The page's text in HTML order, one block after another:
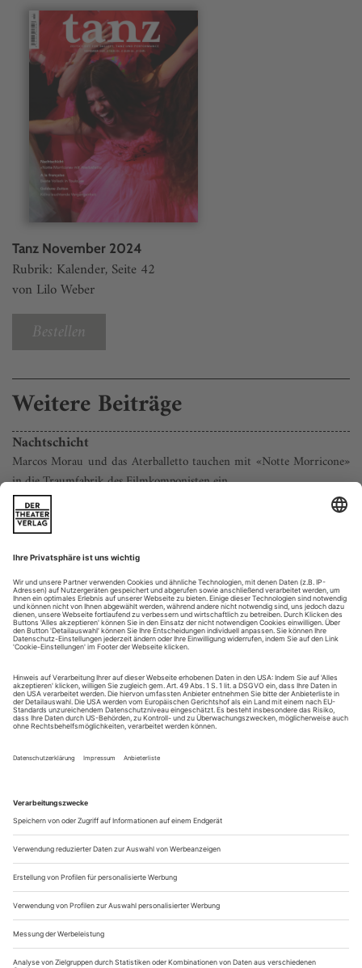
Tanz November 2024
Rubrik: Kalender, Seite 42
von Lilo Weber
Bestellen
Weitere Beiträge
Nachtschicht
Marcos Morau und das Aterballetto tauchen mit «Notte Morricone»
in die Traumfabrik des Filmkomponisten ein
Innovativ, stets für Überraschungen gut und gewohnt
unverwechselbar: Marcos Morau landet einen Treffer nach
dem anderen — zuletzt mit seinem jüngsten Werk «Notte
Nazionale/Aterballetto, die Anfang August in der Arena
Sferisterio von Macerata unter freiem Himmel über die Bühne
ging. In Moraus vielschichtigem, von genialen Ideen...
Augsburg Staatstheater«Frida», Tanztheater von Ricardo
Fernando über die mexikanische Malerin Frida Kahlo.
martini-Park, 8., 10., 23. Nov.;
augsburg.de
Ballhaus Naunynstraße
Soloperformance von Lois Alexander. 13.–16. Nov «Cyclops»,
intermediale Performance des Tänzers und Fotokünstlers Zé
de Paiva. 20.–23. Nov.;www.ballhausnauny...
Abgetaucht
In «Deepstaria» durchleuchtet Wayne McGregor die Tiefen von
Meeresgrund, Weltall und Vantablack. Thomas Hahn besichtigt das